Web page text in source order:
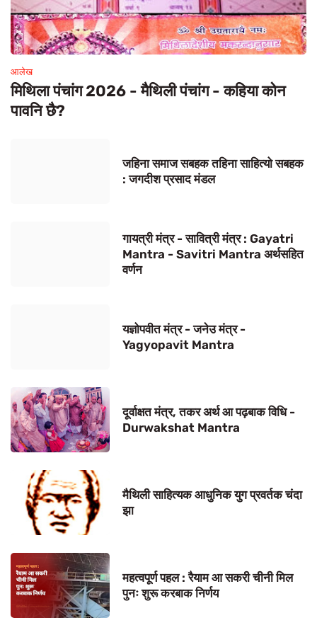
आलेख
मिथिला पंचांग 2026 - मैथिली पंचांग - कहिया कोन
पावनि छै?
जहिना समाज सबहक तहिना साहित्यो सबहक
: जगदीश प्रसाद मंडल
गायत्री मंत्र - सावित्री मंत्र : Gayatri
Mantra - Savitri Mantra अर्थसहित
वर्णन
यज्ञोपवीत मंत्र - जनेउ मंत्र -
Yagyopavit Mantra
दूर्वाक्षत मंत्र, तकर अर्थ आ पढ़बाक विधि -
Durwakshat Mantra
मैथिली साहित्यक आधुनिक युग प्रवर्तक चंदा
झा
महत्वपूर्ण पहल : रैयाम आ सकरी चीनी मिल
पुनः शुरू करबाक निर्णय